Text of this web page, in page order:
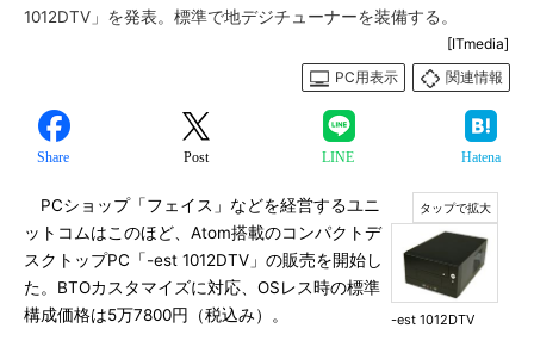
1012DTV」を発表。標準で地デジチューナーを装備する。
[ITmedia]
PC用表示
関連情報
Share Post LINE Hatena
-est 1012DTV
PCショップ「フェイス」などを経営するユニ
ットコムはこのほど、Atom搭載のコンパクトデ
スクトップPC「-est 1012DTV」の販売を開始し
た。BTOカスタマイズに対応、OSレス時の標準
構成価格は5万7800円（税込み）。